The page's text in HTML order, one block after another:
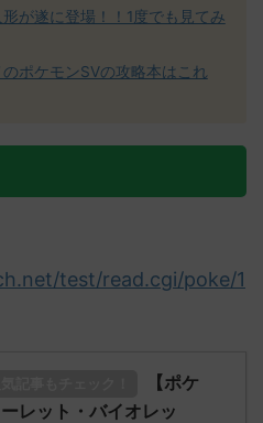
が遂に登場！！1度でも見てみ
ポケモンSVの攻略本はこれ
test/read.cgi/poke/1
【ポケ
レット・バイオレッ